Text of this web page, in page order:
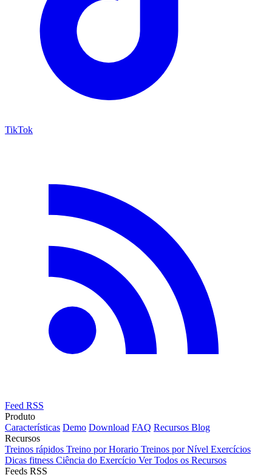
TikTok
Feed RSS
Produto
Características Demo Download FAQ Recursos Blog
Recursos
Treinos rápidos Treino por Horario Treinos por Nível Exercícios
Dicas fitness Ciência do Exercício Ver Todos os Recursos
Feeds RSS